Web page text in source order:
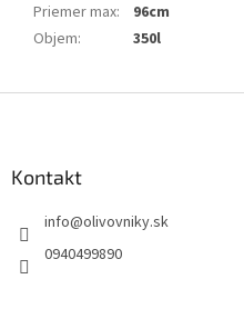
Priemer max:
96cm
Objem: 350l
Kontakt
info@olivovniky.sk
0940499890